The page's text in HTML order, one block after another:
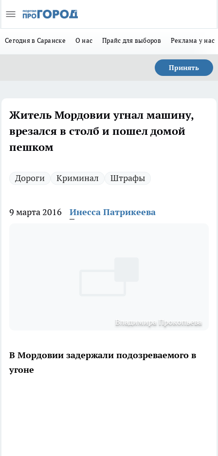
Сегодня в Саранске О нас Прайс для выборов Реклама у нас
Принять
Житель Мордовии угнал машину,
врезался в столб и пошел домой
пешком
Дороги Криминал Штрафы
9 марта 2016 Инесса Патрикеева
Владимира Прокопьева
В Мордовии задержали подозреваемого в
угоне